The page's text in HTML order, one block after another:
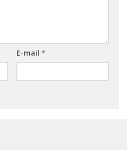
E-mail *